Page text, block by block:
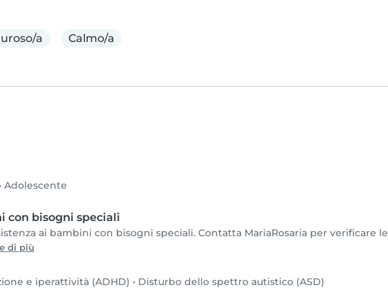
a Calmo/a
• Adolescente
con bisogni speciali
ai bambini con bisogni speciali. Contatta MariaRosaria per verificare le
di più
e iperattività (ADHD) • Disturbo dello spettro autistico (ASD)